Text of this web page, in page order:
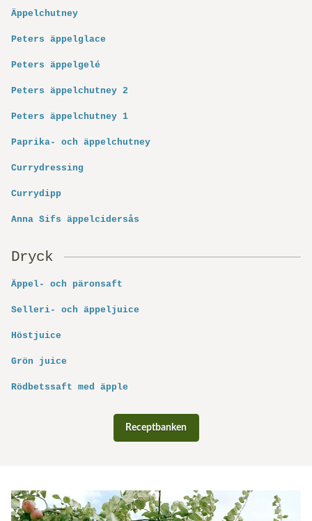
Äppelchutney
Peters äppelglace
Peters äppelgelé
Peters äppelchutney 2
Peters äppelchutney 1
Paprika- och äppelchutney
Currydressing
Currydipp
Anna Sifs äppelcidersås
Dryck
Äppel- och päronsaft
Selleri- och äppeljuice
Höstjuice
Grön juice
Rödbetssaft med äpple
Receptbanken